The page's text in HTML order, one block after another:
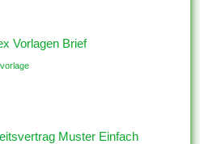
Vorlagen Brief
Muster Einfach